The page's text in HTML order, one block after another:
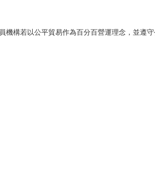
構若以公平貿易作為百分百營運理念，並遵